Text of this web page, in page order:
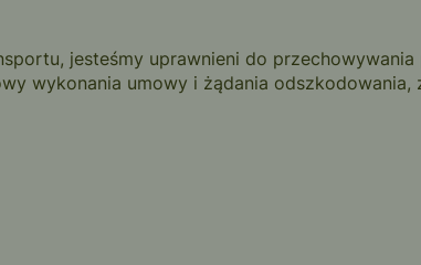
jesteśmy uprawnieni do
wykonania umowy i żądania odszkodowania,